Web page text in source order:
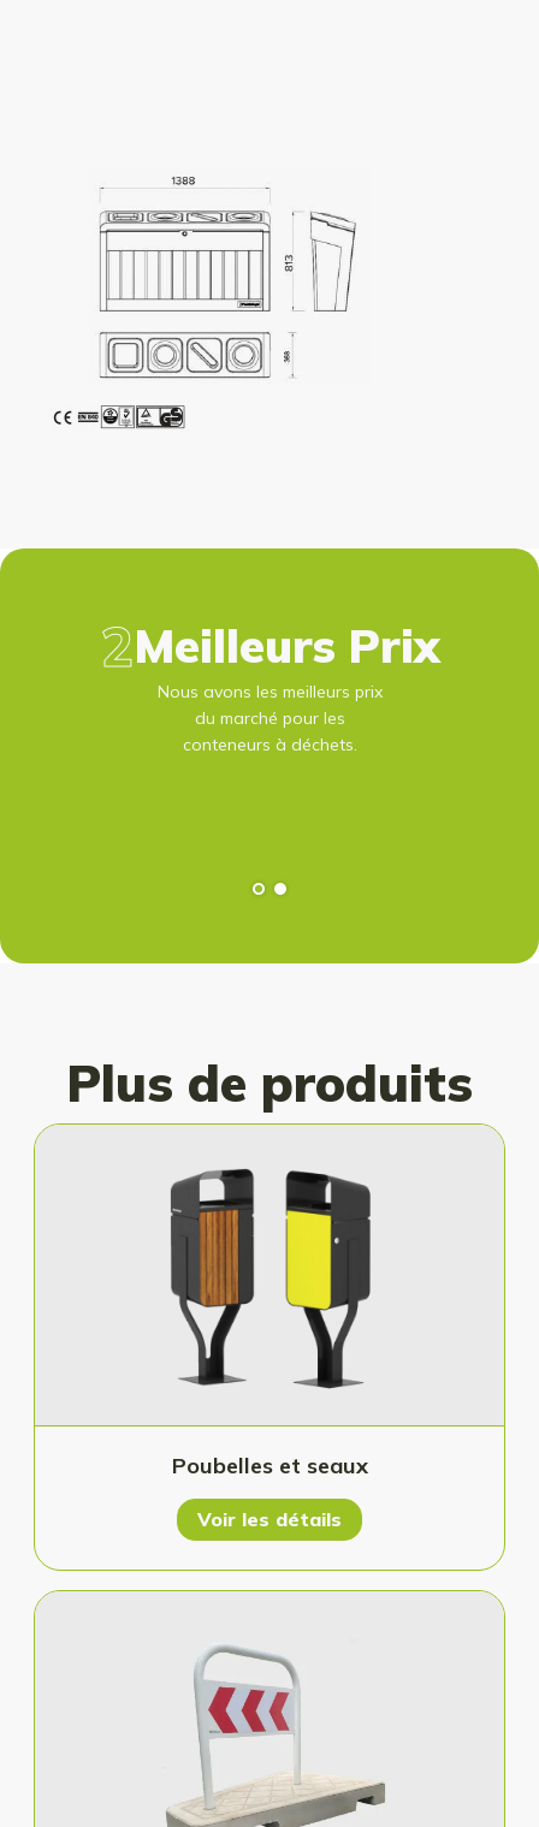
Meilleurs Prix
Nous avons les meilleurs prix
du marché pour les
conteneurs à déchets.
Plus de produits
Poubelles et seaux
Voir les détails